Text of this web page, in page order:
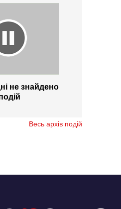
не знайдено
Весь архів подій